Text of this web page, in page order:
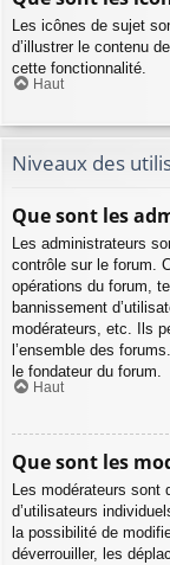
Les icônes de sujet
d’illustrer le contenu
cette fonctionnalité.
Haut
Niveaux des
Que sont les
Les administrateurs
contrôle sur le forum.
opérations du forum,
bannissement
modérateurs, etc. Ils
l’ensemble des
le fondateur du forum.
Haut
Que sont les
Les modérateurs sont
d’utilisateurs
la possibilité de
déverrouiller, les